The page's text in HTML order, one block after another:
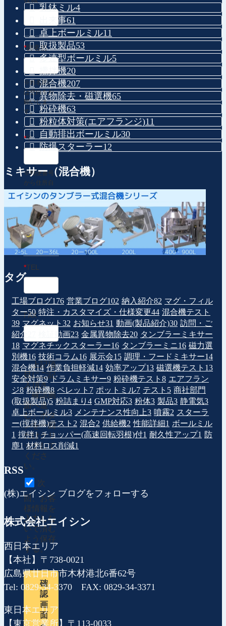
*御名前
※姓名間に
は空白をお
願いしま
す。
*〒
※郵便番号
から住所自
動入力
住所
*TEL
FAX
上記項
目にご記
入頂き、
「確認画
面へ進
む」ボタ
ンを一回
だけクリ
ックして
くださ
い。
次
回、お客
様情報を
入力しな
いで済む
よう保存
する。
確
認
画
面
乳鉢ミル4
出来事61
卓上ボールミル11
取扱製品53
多連型ボールミル5
攪拌機20
混合機207
異物除去・磁選機65
粉砕機63
粉粒体対策(エアフランジ)11
自動排出ボールミル30
防爆スターラー12
ミキサー（混合機）
タグ
工場ブログ176 営業ブログ102 納入紹介82 マグ・フィル
ター50 特注・カスタマイズ・仕様変更44 混合機テスト
39 マグネット 32 お知らせ31 動画(製品紹介)30 訪問・ご
紹介
検証動画23 金属異物除去20 タンブラーミキサー
18 マグネチックスターラー16 タンブラーミニ16 磁力選
別機16 技術コラム16 展示会15 調理・フードミキサー14
混合機14 作業負担軽減14 効率アップ13 磁選機テスト 13
安全対策9 ドラムミキサー9 粉砕機テスト 8 エアフラン
ジ8 粉砕機8 ペレット 7 ポットミル7 テスト 5 商社部門
(取扱製品)5 粉詰まり 4 GMP対応3 粉体3 製品3 静電気3
卓上ボールミル3 メンテナンス性向上3 噴霧2 スターラ
ー(撹拌機)テスト 2 混合2 供給機2 性能詳細1 ボールミル
1 撹拌1 チョッパー(高速回転羽根)付1 耐久性アップ1 防
塵1 材料ロス削減1
RSS
(株)エイシン ブログをフォローする
株式会社エイシン
西日本エリア
【本社】〒738-0021
広島県廿日市市木材港北6番62号
Tel: 0829-34-3370 FAX: 0829-34-3371
東日本エリア
【東京営業所】〒113-0033